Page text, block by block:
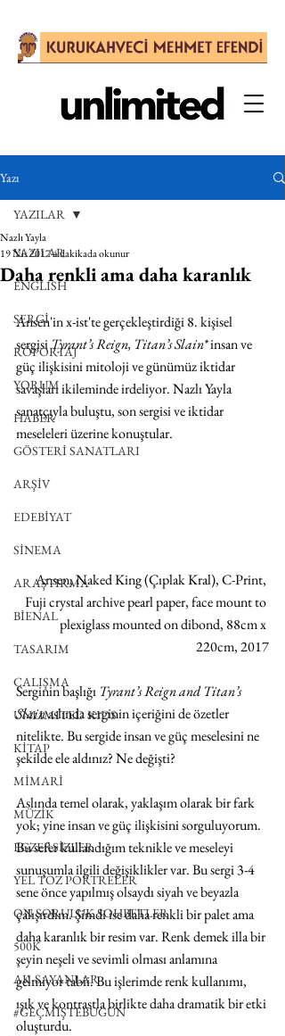
Yazı
YAZILAR
ENGLISH
SERGİ
RÖPORTAJ
YORUM
HABER
GÖSTERİ SANATLARI
ARŞİV
EDEBİYAT
SİNEMA
ARAŞTIRMA
BİENAL
TASARIM
ÇALIŞMA
UNLIMITED KIDS
KİTAP
MİMARİ
MÜZİK
EGZERSİZLER
YEL TOZ PORTRELER
ON SORULUK SOHBETLER
500K
AK-SAYANLAR
#GEÇMİŞTEBUGÜN
YAZILAR
Daha renkli ama daha karanlık
Nazlı Yayla
19 Nis 20174 dakikada okunur
Ansen'in x-ist'te gerçekleştirdiği 8. kişisel
sergisi Tyrant’s Reign, Titan’s Slain* insan ve
güç ilişkisini mitoloji ve günümüz iktidar
savaşları ikileminde irdeliyor. Nazlı Yayla
sanatçıyla buluştu, son sergisi ve iktidar
meseleleri üzerine konuştular.
Ansen, Naked King (Çıplak Kral), C-Print,
Fuji crystal archive pearl paper, face mount to
plexiglass mounted on dibond, 88cm x
220cm, 2017
Serginin başlığı Tyrant’s Reign and Titan’s
Slain aslında serginin içeriğini de özetler
nitelikte. Bu sergide insan ve güç meselesini ne
şekilde ele aldınız? Ne değişti?
Aslında temel olarak, yaklaşım olarak bir fark
yok; yine insan ve güç ilişkisini sorguluyorum.
Bu sefer kullandığım teknikle ve meseleyi
sunuşumla ilgili değişiklikler var. Bu sergi 3-4
sene önce yapılmış olsaydı siyah ve beyazla
çalışırdım. Şimdi ise daha renkli bir palet ama
daha karanlık bir resim var. Renk demek illa bir
şeyin neşeli ve sevimli olması anlamına
gelmiyor tabii. Bu işlerimde renk kullanımı,
ışık ve kontrastla birlikte daha dramatik bir etki
oluşturdu.